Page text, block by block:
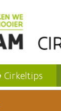
Cirkeltips